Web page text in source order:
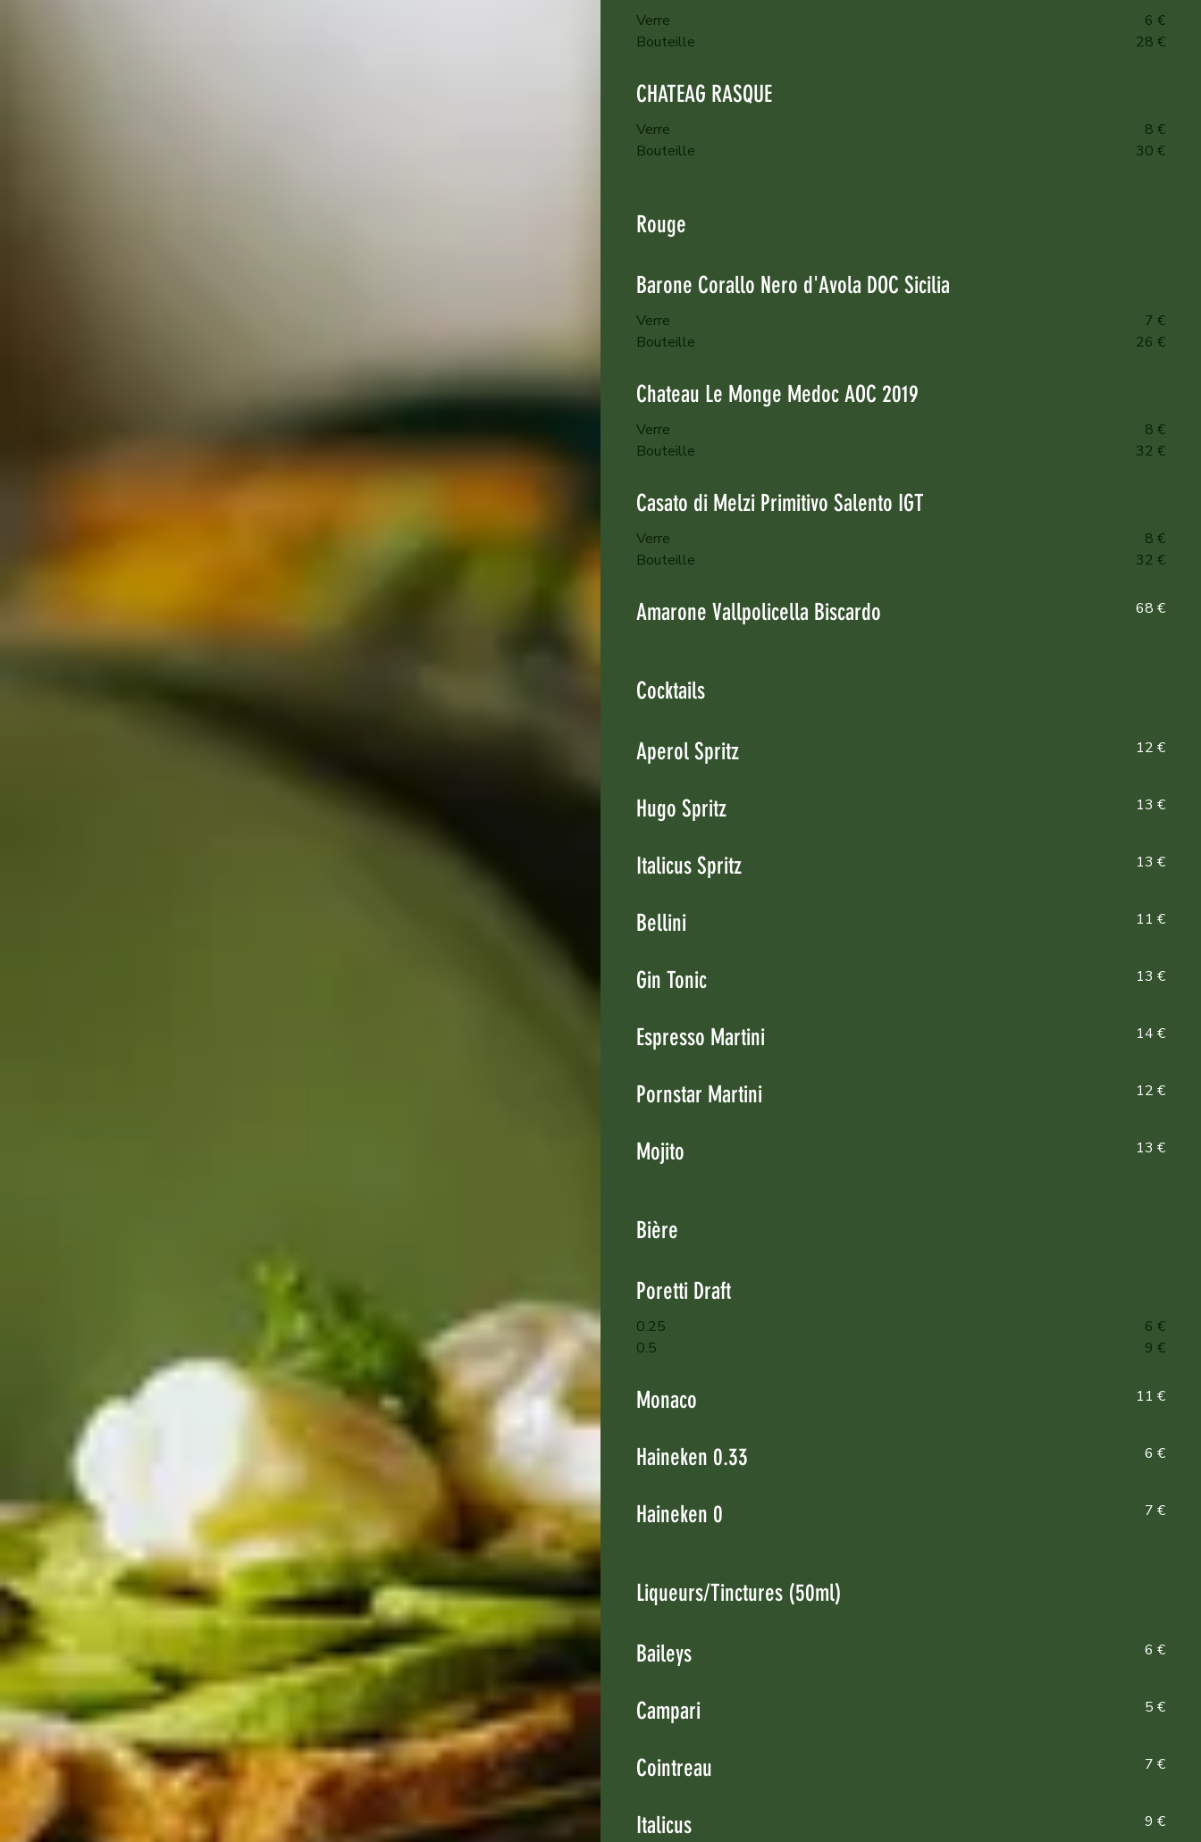
Verre
6 €
Bouteille
28 €
CHATEAG RASQUE
Verre
8 €
Bouteille
30 €
Rouge
Barone Corallo Nero d'Avola DOC Sicilia
Verre
7 €
Bouteille
26 €
Chateau Le Monge Medoc AOC 2019
Verre
8 €
Bouteille
32 €
Casato di Melzi Primitivo Salento IGT
Verre
8 €
Bouteille
32 €
Amarone Vallpolicella Biscardo 68 €
Cocktails
Aperol Spritz 12 €
Hugo Spritz 13 €
Italicus Spritz 13 €
Bellini 11 €
Gin Tonic 13 €
Espresso Martini 14 €
Pornstar Martini 12 €
Mojito 13 €
Bière
Poretti Draft
0.25
6 €
0.5
9 €
Monaco 11 €
Haineken 0.33 6 €
Haineken 0 7 €
Liqueurs/Tinctures (50ml)
Baileys 6 €
Campari 5 €
Cointreau 7 €
Italicus 9 €